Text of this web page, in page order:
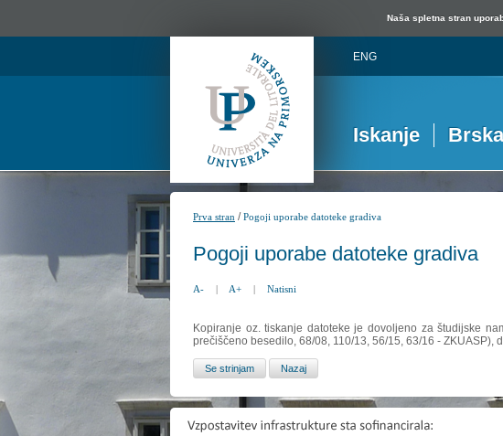
Naša spletna stran
ENG
Iskanje
Prva stran /Pogoji uporabe datoteke gradiva
Pogoji uporabe datoteke gradiva
A- | A+ | Natisni
Kopiranje oz. tiskanje datoteke je dovoljeno za študijske
prečiščeno besedilo, 68/08, 110/13, 56/15, 63/16 - ZKUASP),